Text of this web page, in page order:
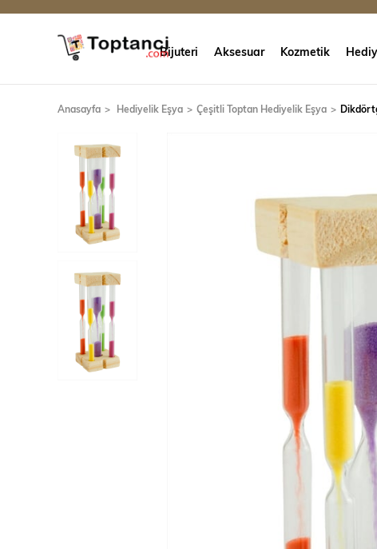
Bijuteri Aksesuar Kozmetik
Anasayfa Hediyelik Eşya Çeşitli Toptan Hediyelik Eşya